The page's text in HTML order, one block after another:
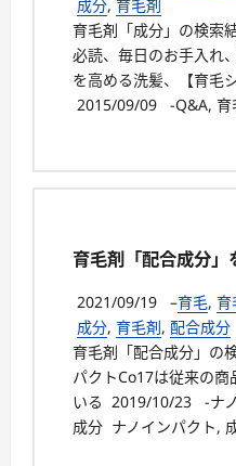
成分, 育毛剤
育毛剤「成分」の検索
必読、毎日のお手入れ
を高める洗髪、【育毛
2015/09/09 -Q&A, 育
育毛剤「配合成分」
2021/09/19 –育毛, 育
成分, 育毛剤, 配合成分
育毛剤「配合成分」の
パクトCo17は従来の
いる 2019/10/23 -ナ
成分 ナノインパクト,